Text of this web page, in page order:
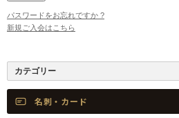
パスワードをお忘れですか ?
新規ご入会はこちら
カテゴリー
名刺・カード